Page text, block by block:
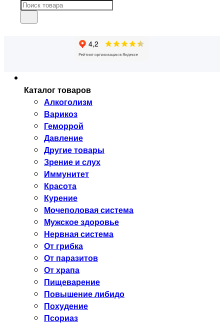
Каталог товаров
Алкоголизм
Варикоз
Геморрой
Давление
Другие товары
Зрение и слух
Иммунитет
Красота
Курение
Мочеполовая система
Мужское здоровье
Нервная система
От грибка
От паразитов
От храпа
Пищеварение
Повышение либидо
Похудение
Псориаз